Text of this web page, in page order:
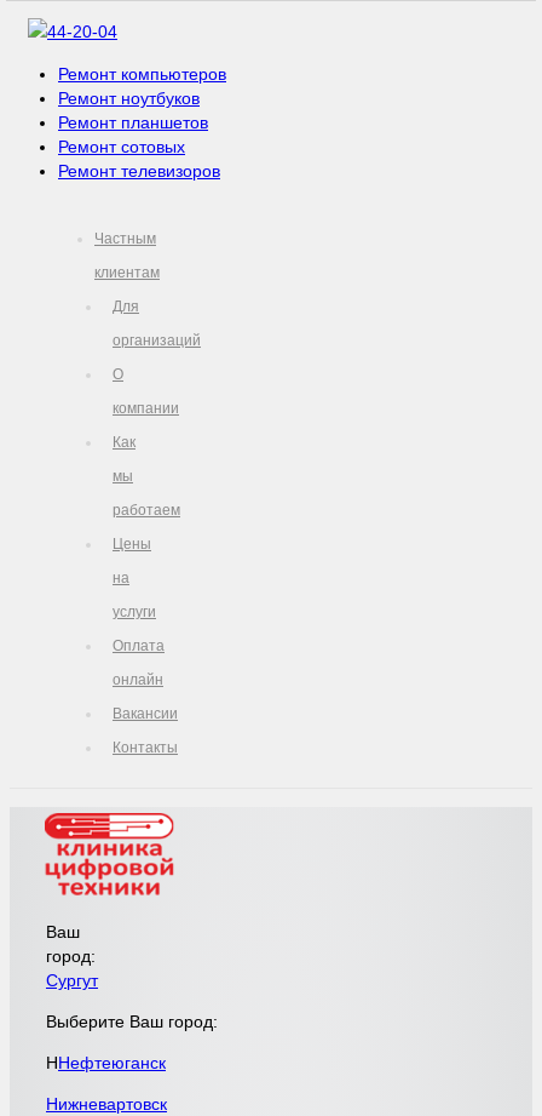
44-20-04
Ремонт компьютеров
Ремонт ноутбуков
Ремонт планшетов
Ремонт сотовых
Ремонт телевизоров
Частным
клиентам
Для
организаций
О
компании
Как
мы
работаем
Цены
на
услуги
Оплата
онлайн
Вакансии
Контакты
Ваш
город:
Сургут
Выберите Ваш город:
ННефтеюганск
Нижневартовск